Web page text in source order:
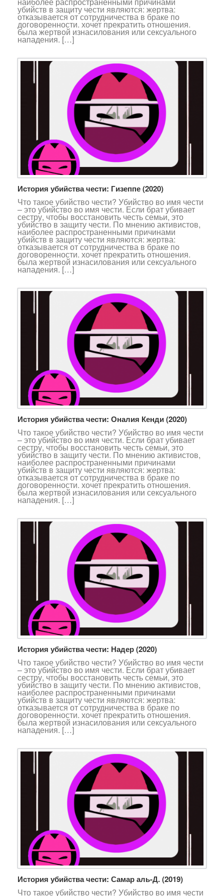
убийств в защиту чести являются: жертва:
отказывается от сотрудничества в браке по
договоренности. хочет прекратить отношения.
была жертвой изнасилования или сексуального
нападения. […]
История убийства чести: Гизеппе (2020)
Что такое убийство чести? Убийство во имя чести
– это убийство во имя чести. Если брат убивает
сестру, чтобы восстановить честь семьи, это
убийство в защиту чести. По мнению активистов,
наиболее распространенными причинами
убийств в защиту чести являются: жертва:
отказывается от сотрудничества в браке по
договоренности. хочет прекратить отношения.
была жертвой изнасилования или сексуального
нападения. […]
История убийства чести: Оналия Кенди (2020)
Что такое убийство чести? Убийство во имя чести
– это убийство во имя чести. Если брат убивает
сестру, чтобы восстановить честь семьи, это
убийство в защиту чести. По мнению активистов,
наиболее распространенными причинами
убийств в защиту чести являются: жертва:
отказывается от сотрудничества в браке по
договоренности. хочет прекратить отношения.
была жертвой изнасилования или сексуального
нападения. […]
История убийства чести: Надер (2020)
Что такое убийство чести? Убийство во имя чести
– это убийство во имя чести. Если брат убивает
сестру, чтобы восстановить честь семьи, это
убийство в защиту чести. По мнению активистов,
наиболее распространенными причинами
убийств в защиту чести являются: жертва:
отказывается от сотрудничества в браке по
договоренности. хочет прекратить отношения.
была жертвой изнасилования или сексуального
нападения. […]
История убийства чести: Самар аль-Д. (2019)
Что такое убийство чести? Убийство во имя чести